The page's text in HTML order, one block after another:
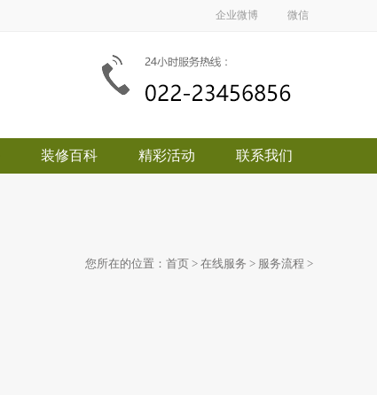
企业微博 微信
装修百科 精彩活动 联系我们
您所在的位置： 首页 > 在线服务 > 服务流程 >